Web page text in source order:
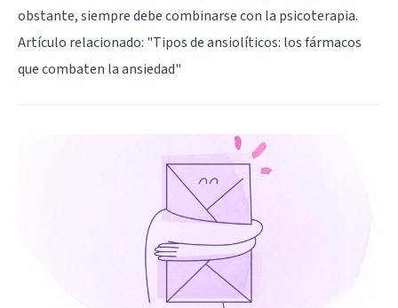
obstante, siempre debe combinarse con la psicoterapia.
Artículo relacionado: "Tipos de ansiolíticos: los fármacos
que combaten la ansiedad"